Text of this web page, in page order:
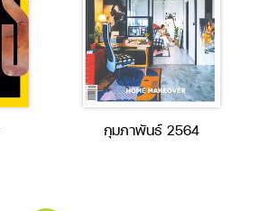
กุมภาพันธ์ 2564